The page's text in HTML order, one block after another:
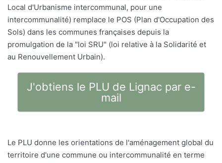
Local d'Urbanisme intercommunal, pour une
intercommunalité) remplace le POS (Plan d'Occupation des
Sols) dans les communes françaises depuis la
promulgation de la "loi SRU" (loi relative à la Solidarité et
au Renouvellement Urbain).
J'obtiens le PLU de Lignac par e-
mail
Le PLU donne les orientations de l'aménagement global du
territoire d'une commune ou intercommunalité en terme